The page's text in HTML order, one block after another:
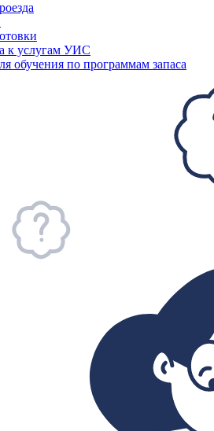
к услугам УИС
обучения по программам запаса